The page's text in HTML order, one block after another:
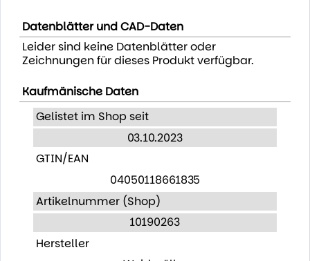
Datenblätter und CAD-Daten
Leider sind keine Datenblätter oder
Zeichnungen für dieses Produkt verfügbar.
Kaufmänische Daten
Gelistet im Shop seit
03.10.2023
GTIN/EAN
04050118661835
Artikelnummer (Shop)
10190263
Hersteller